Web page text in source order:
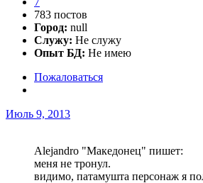
783 постов
Город: null
Служу: Не служу
Опыт БД: Не имею
Пожаловаться
Июль 9, 2013
Alejandro "Македонец" пишет:
меня не тронул.
видимо, патамушта персонаж я